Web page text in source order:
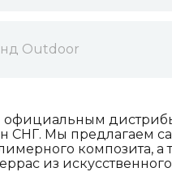
Outdoor
официальным
СНГ. Мы предлагаем
композита, а
из